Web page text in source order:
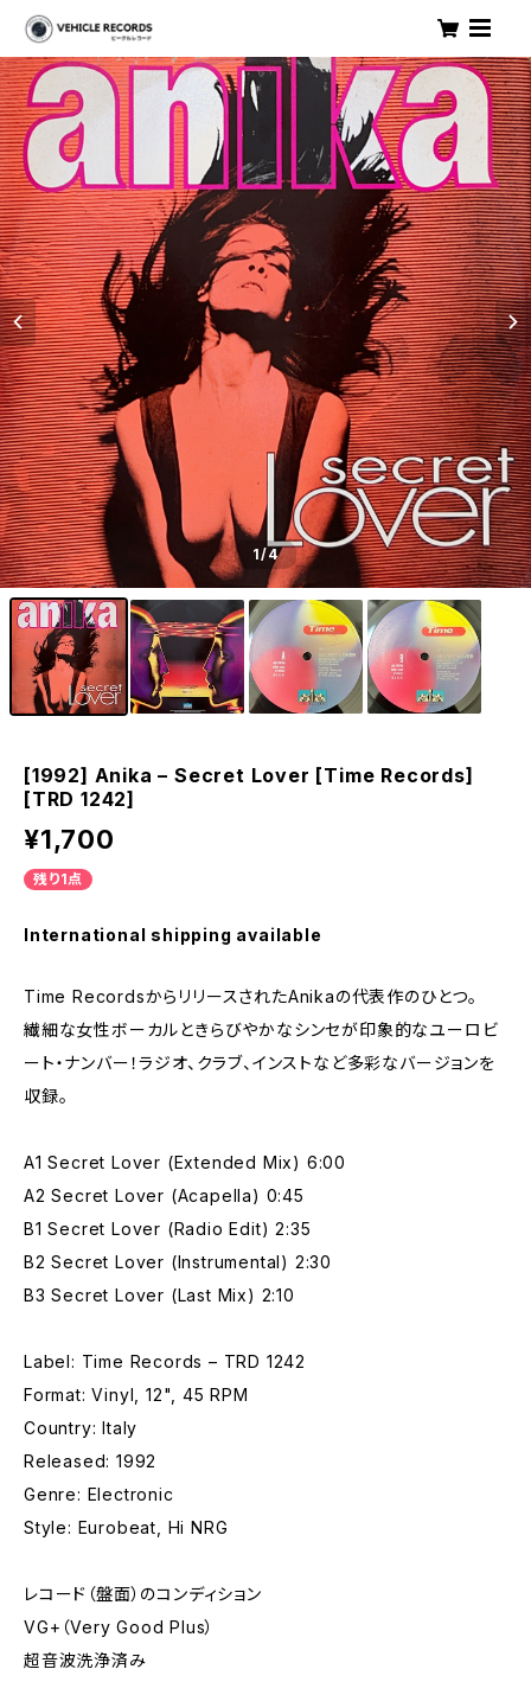
1/4
[1992] Anika – Secret Lover [Time Records]
[TRD 1242]
¥1,700
残り1点
International shipping available
Time RecordsからリリースされたAnikaの代表作のひとつ。
繊細な女性ボーカルときらびやかなシンセが印象的なユーロビ
ート・ナンバー！ラジオ、クラブ、インストなど多彩なバージョンを
収録。
A1 Secret Lover (Extended Mix) 6:00
A2 Secret Lover (Acapella) 0:45
B1 Secret Lover (Radio Edit) 2:35
B2 Secret Lover (Instrumental) 2:30
B3 Secret Lover (Last Mix) 2:10
Label: Time Records – TRD 1242
Format: Vinyl, 12", 45 RPM
Country: Italy
Released: 1992
Genre: Electronic
Style: Eurobeat, Hi NRG
レコード（盤面）のコンディション
VG+（Very Good Plus）
超音波洗浄済み